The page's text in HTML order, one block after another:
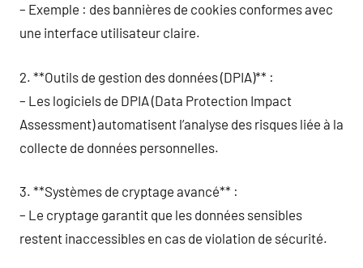
– Exemple : des bannières de cookies conformes avec
une interface utilisateur claire.
2. **Outils de gestion des données (DPIA)** :
– Les logiciels de DPIA (Data Protection Impact
Assessment) automatisent l’analyse des risques liée à la
collecte de données personnelles.
3. **Systèmes de cryptage avancé** :
– Le cryptage garantit que les données sensibles
restent inaccessibles en cas de violation de sécurité.